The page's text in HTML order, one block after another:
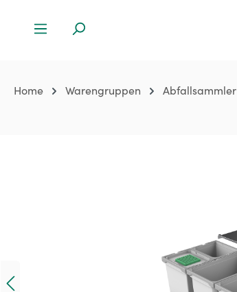
Home Warengruppen Abfallsammler